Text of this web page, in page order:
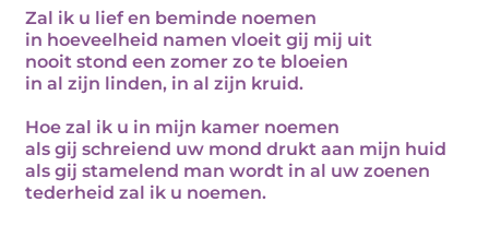
Zal ik u lief en beminde noemen
in hoeveelheid namen vloeit gij mij uit
nooit stond een zomer zo te bloeien
in al zijn linden, in al zijn kruid.
Hoe zal ik u in mijn kamer noemen
als gij schreiend uw mond drukt aan mijn huid
als gij stamelend man wordt in al uw zoenen
tederheid zal ik u noemen.